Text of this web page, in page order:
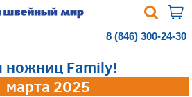
8 (846) 300-24-30
ножниц Family!
марта 2025